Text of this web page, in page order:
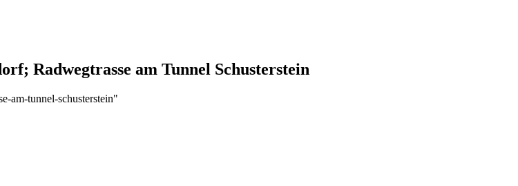
Radwegtrasse am Tunnel Schusterstein
am-tunnel-schusterstein"